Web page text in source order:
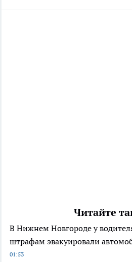
Читайте
В Нижнем Новгороде у
штрафам эвакуировали
01:53